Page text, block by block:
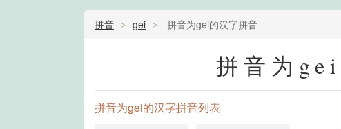
拼音 gei 拼音为gei的汉字拼音
拼音为
拼音为gei的汉字拼音列表